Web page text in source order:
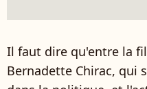
Il faut dire qu'entre la
Bernadette Chirac, qui